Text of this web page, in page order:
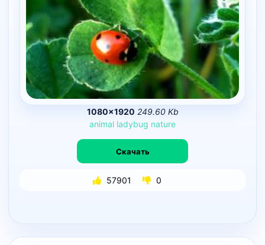
1080×1920 249.60 Kb
animal ladybug nature
Скачать
57901 0